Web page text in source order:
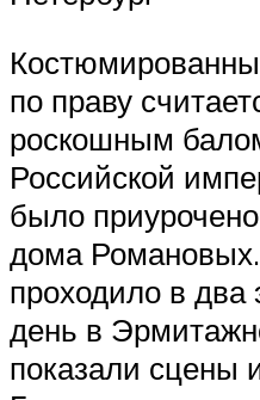
по праву
роскошным
Российской
было
дома
проходило в два
день в
показали сцены